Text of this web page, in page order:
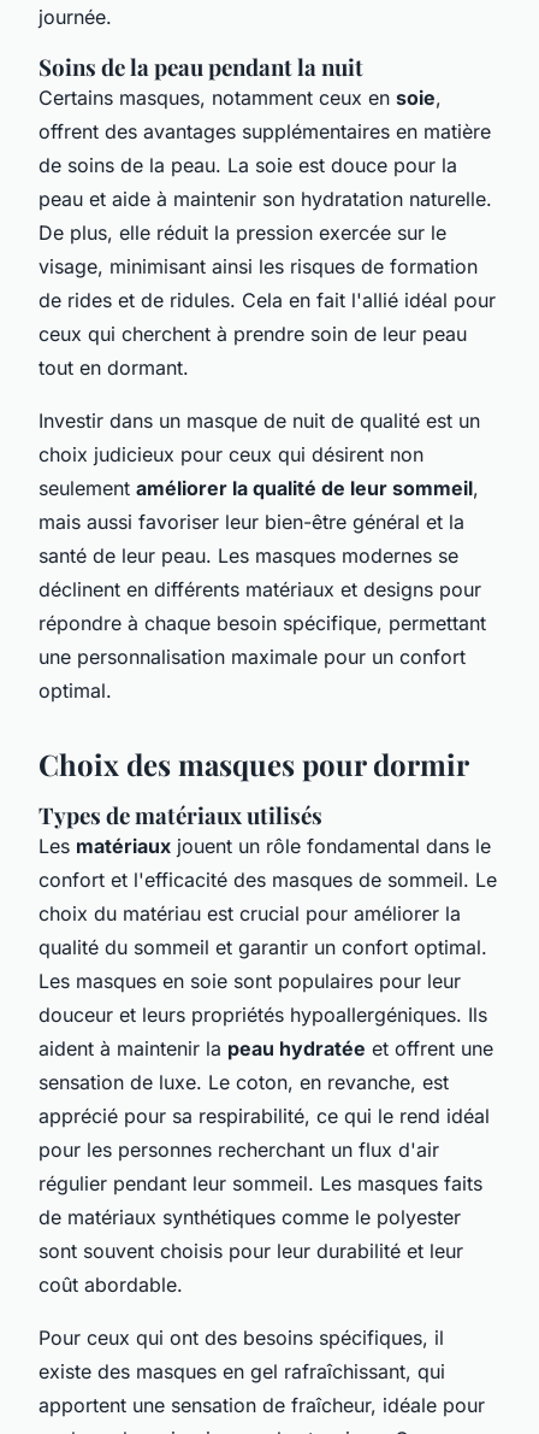
journée.
Soins de la peau pendant la nuit
Certains masques, notamment ceux en soie,
offrent des avantages supplémentaires en matière
de soins de la peau. La soie est douce pour la
peau et aide à maintenir son hydratation naturelle.
De plus, elle réduit la pression exercée sur le
visage, minimisant ainsi les risques de formation
de rides et de ridules. Cela en fait l'allié idéal pour
ceux qui cherchent à prendre soin de leur peau
tout en dormant.
Investir dans un masque de nuit de qualité est un
choix judicieux pour ceux qui désirent non
seulement améliorer la qualité de leur sommeil,
mais aussi favoriser leur bien-être général et la
santé de leur peau. Les masques modernes se
déclinent en différents matériaux et designs pour
répondre à chaque besoin spécifique, permettant
une personnalisation maximale pour un confort
optimal.
Choix des masques pour dormir
Types de matériaux utilisés
Les matériaux jouent un rôle fondamental dans le
confort et l'efficacité des masques de sommeil. Le
choix du matériau est crucial pour améliorer la
qualité du sommeil et garantir un confort optimal.
Les masques en soie sont populaires pour leur
douceur et leurs propriétés hypoallergéniques. Ils
aident à maintenir la peau hydratée et offrent une
sensation de luxe. Le coton, en revanche, est
apprécié pour sa respirabilité, ce qui le rend idéal
pour les personnes recherchant un flux d'air
régulier pendant leur sommeil. Les masques faits
de matériaux synthétiques comme le polyester
sont souvent choisis pour leur durabilité et leur
coût abordable.
Pour ceux qui ont des besoins spécifiques, il
existe des masques en gel rafraîchissant, qui
apportent une sensation de fraîcheur, idéale pour